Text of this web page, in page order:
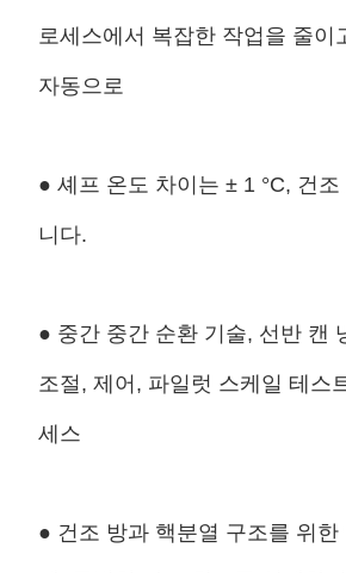
로세스에서 복잡한 작업을 줄이
자동으로
● 셰프 온도 차이는 ± 1 °C, 건
니다.
● 중간 중간 순환 기술, 선반 캔
조절, 제어, 파일럿 스케일 테스
세스
● 건조 방과 핵분열 구조를 위한